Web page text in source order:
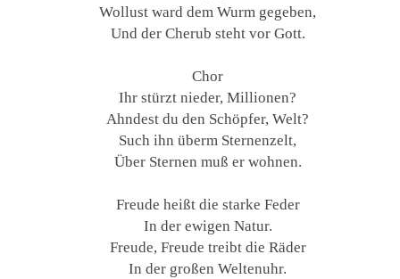
Wollust ward dem Wurm gegeben,
Und der Cherub steht vor Gott.
Chor
Ihr stürzt nieder, Millionen?
Ahndest du den Schöpfer, Welt?
Such ihn überm Sternenzelt,
Über Sternen muß er wohnen.
Freude heißt die starke Feder
In der ewigen Natur.
Freude, Freude treibt die Räder
In der großen Weltenuhr.